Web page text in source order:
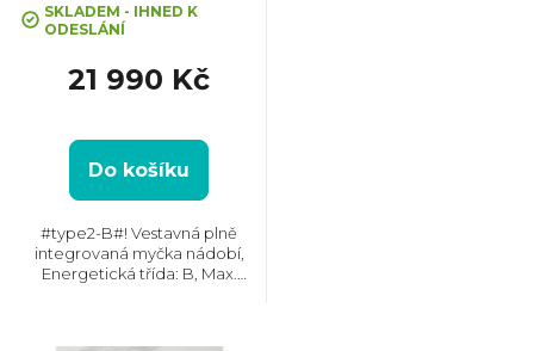
o
k
SKLADEM - IHNED K
ODESLÁNÍ
21 990 Kč
Do košíku
#type2-B#! Vestavná plně
integrovaná myčka nádobí,
Energetická třída: B, Max.